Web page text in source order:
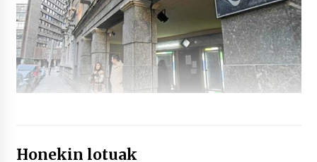
Honekin lotuak